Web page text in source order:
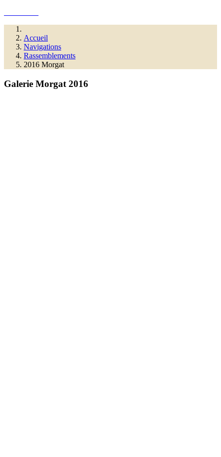
Accueil
Navigations
Rassemblements
2016 Morgat
Galerie Morgat 2016